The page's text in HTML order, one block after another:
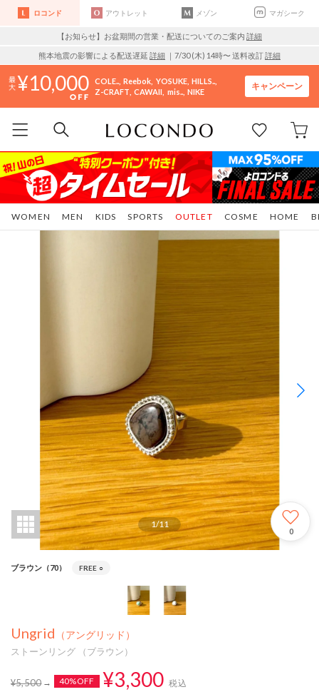
ロコンド アウトレット メゾン マガシーク
【お知らせ】お盆期間の営業・配送についてのご案内 詳細
熊本地震の影響による配送遅延 詳細 ｜7/30 (木) 14時〜 送料改訂詳細
10,000 COLE.. Reebok YOSUKE HILLS..
Z-CRAFT CAWAII mis.. NIKE
キャンペーン
WOMEN MEN KIDS SPORTS COSME HOME
OUTLET
1/11
0
ブラウン（70） FREE ○
Ungrid （アングリッド）
ストーンリング （ブラウン）
¥5,500 40%OFF ¥3,300 税込